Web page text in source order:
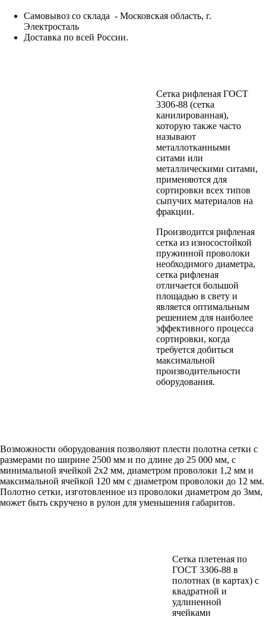
Самовывоз со склада - Московская область, г.
Электросталь
Доставка по всей России.
Сетка рифленая ГОСТ
3306-88 (сетка
канилированная),
которую также часто
называют
металлотканными
ситами или
металлическими ситами,
применяются для
сортировки всех типов
сыпучих материалов на
фракции.
Производится рифленая
сетка из износостойкой
пружинной проволоки
необходимого диаметра,
сетка рифленая
отличается большой
площадью в свету и
является оптимальным
решением для наиболее
эффективного процесса
сортировки, когда
требуется добиться
максимальной
производительности
оборудования.
Возможности оборудования позволяют плести полотна сетки с
размерами по ширине 2500 мм и по длине до 25 000 мм, с
минимальной ячейкой 2х2 мм, диаметром проволоки 1,2 мм и
максимальной ячейкой 120 мм с диаметром проволоки до 12 мм.
Полотно сетки, изготовленное из проволоки диаметром до 3мм,
может быть скручено в рулон для уменьшения габаритов.
Сетка плетеная по
ГОСТ 3306-88 в
полотнах (в картах) с
квадратной и
удлиненной
ячейками